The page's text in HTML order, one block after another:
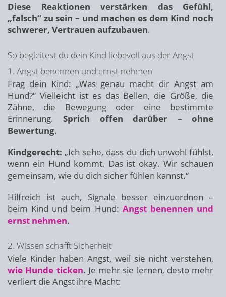
Diese Reaktionen verstärken das Gefühl,
„falsch“ zu sein – und machen es dem Kind noch
schwerer, Vertrauen aufzubauen.
So begleitest du dein Kind liebevoll aus der Angst
1. Angst benennen und ernst nehmen
Frag dein Kind: „Was genau macht dir Angst am
Hund?“ Vielleicht ist es das Bellen, die Größe, die
Zähne, die Bewegung oder eine bestimmte
Erinnerung.Sprich offen darüber – ohne
Bewertung.
Kindgerecht: „Ich sehe, dass du dich unwohl fühlst,
wenn ein Hund kommt. Das ist okay. Wir schauen
gemeinsam, wie du dich sicher fühlen kannst.“
Hilfreich ist auch, Signale besser einzuordnen –
beim Kind und beim Hund: Angst benennen und
ernst nehmen.
2. Wissen schafft Sicherheit
Viele Kinder haben Angst, weil sie nicht verstehen,
wie Hunde ticken. Je mehr sie lernen, desto mehr
verliert die Angst ihre Macht: